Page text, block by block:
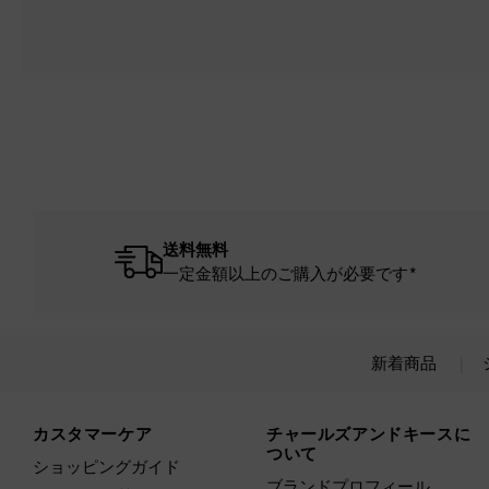
送料無料
一定金額以上のご購入が必要です*
新着商品
カスタマーケア
ショッピングガイド
チャールズアンドキースに
ついて